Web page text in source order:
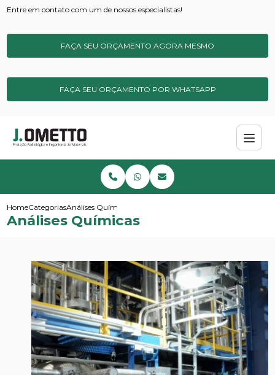
Entre em contato com um de nossos especialistas!
FAÇA SEU ORÇAMENTO AGORA MESMO
FAÇA SEU ORÇAMENTO POR WHATSAPP
HomeCategoriasAnálises Químicas
Análises Químicas